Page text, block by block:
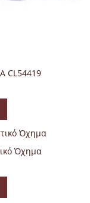
CL54419
Όχημα